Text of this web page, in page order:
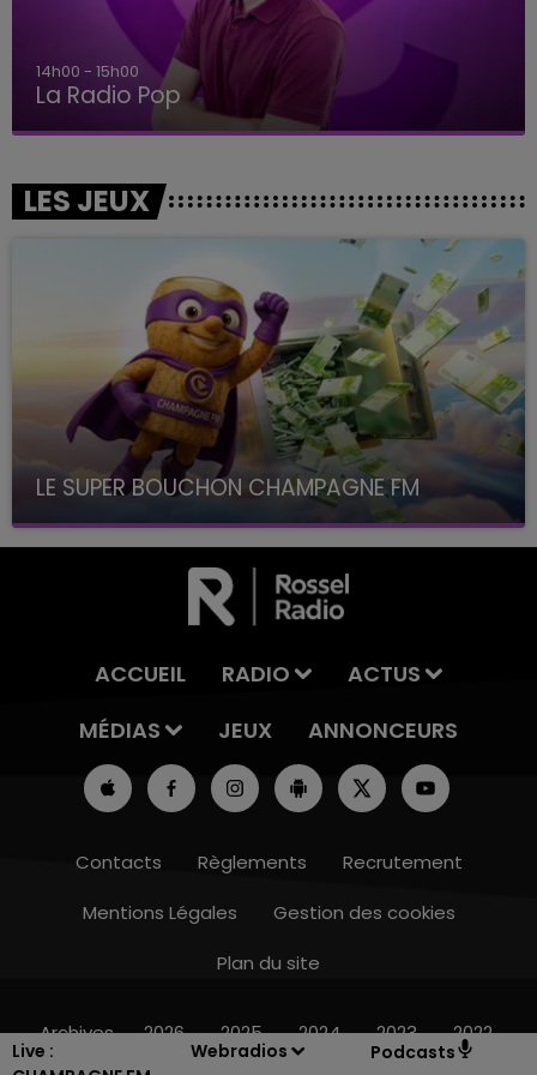
Live :
Webradios Podcasts
10h00 - 14h00
14h00 - 15h00
La Radio Pop
LES JEUX
LE SUPER BOUCHON CHAMPAGNE FM
avec La Famille Champagne FM, à 8H10
ACCUEIL RADIO
ACTUS
MÉDIAS
JEUX ANNONCEURS
Contacts Règlements
Recrutement
Mentions Légales
Gestion des cookies
Plan du site
Archives 2026 2025 2024 2023 2022